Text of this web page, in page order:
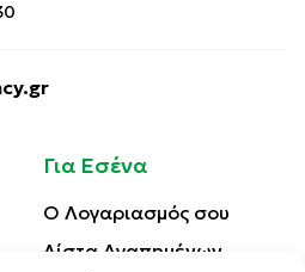
Για Εσένα
Ο Λογαριασμός σου
Λίστα Αγαπημένων